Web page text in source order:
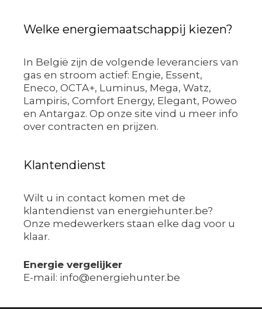
Welke energiemaatschappij kiezen?
In België zijn de volgende leveranciers van
gas en stroom actief: Engie, Essent,
Eneco, OCTA+, Luminus, Mega, Watz,
Lampiris, Comfort Energy, Elegant, Poweo
en Antargaz. Op onze site vind u meer info
over contracten en prijzen.
Klantendienst
Wilt u in contact komen met de
klantendienst van energiehunter.be?
Onze medewerkers staan elke dag voor u
klaar.
Energie vergelijker
E-mail: info@energiehunter.be